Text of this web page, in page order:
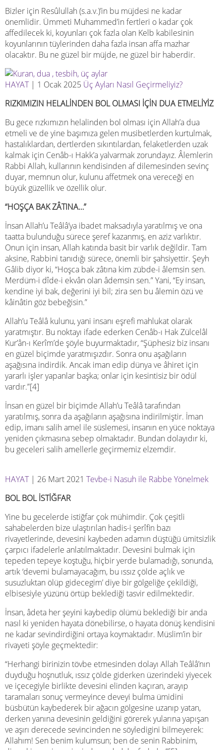
Bizler için Resûlullah (s.a.v.)’in bu müjdesi ne kadar
önemlidir. Ümmeti Muhammed’in fertleri o kadar çok
affedilecek ki, koyunları çok fazla olan Kelb kabilesinin
koyunlarının tüylerinden daha fazla insan affa mazhar
olacaktır. Bu ne güzel bir müjde, ne güzel bir haberdir.
HAYAT | 1 Ocak 2025 Üç Ayları Nasıl Geçirmeliyiz?
RIZKIMIZIN HELALİNDEN BOL OLMASI İÇİN DUA ETMELİYİZ
Bu gece rızkımızın helalinden bol olması için Allah’a dua
etmeli ve de yine başımıza gelen musibetlerden kurtulmak,
hastalıklardan, dertlerden sıkıntılardan, felaketlerden uzak
kalmak için Cenâb-ı Hakk’a yalvarmak zorundayız. Âlemlerin
Rabbi Allah, kullarının kendisinden af dilemesinden sevinç
duyar, memnun olur, kulunu affetmek ona vereceği en
büyük güzellik ve özellik olur.
“HOŞÇA BAK ZÂTINA…”
İnsan Allah’u Teâlâ’ya ibadet maksadıyla yaratılmış ve ona
taatta bulunduğu sürece şeref kazanmış, en aziz varlıktır.
Onun için insan, Allah katında basit bir varlık değildir. Tam
aksine, Rabbini tanıdığı sürece, önemli bir şahsiyettir. Şeyh
Gâlib diyor ki, “Hoşca bak zâtına kim zübde-i âlemsin sen.
Merdüm-i dîde-i ekvân olan âdemsin sen.” Yani, “Ey insan,
kendine iyi bak, değerini iyi bil; zira sen bu âlemin özü ve
kâinâtin göz bebeğisin.”
Allah’u Teâlâ kulunu, yani insanı eşrefi mahlukat olarak
yaratmıştır. Bu noktayı ifade ederken Cenâb-ı Hak Zülcelâl
Kur’ân-ı Kerîm’de şöyle buyurmaktadır, “Şüphesiz biz insanı
en güzel biçimde yaratmışızdır. Sonra onu aşağıların
aşağısına indirdik. Ancak iman edip dünya ve âhiret için
yararlı işler yapanlar başka; onlar için kesintisiz bir ödül
vardır.”[4]
İnsan en güzel bir biçimde Allah’u Teâlâ tarafından
yaratılmış, sonra da aşağıların aşağısına indirilmiştir. İman
edip, imanı salih amel ile süslemesi, insanın en yüce noktaya
yeniden çıkmasına sebep olmaktadır. Bundan dolayıdır ki,
bu geceleri salih amellerle geçirmemiz elzemdir.
HAYAT | 26 Mart 2021 Tevbe-i Nasuh ile Rabbe Yönelmek
BOL BOL İSTİĞFAR
Yine bu gecelerde istiğfar çok mühimdir. Çok çeşitli
sahabelerden bize ulaştırılan hadis-i şerîfin bazı
rivayetlerinde, devesini kaybeden adamın düştüğü ümitsizlik
çarpıcı ifadelerle anlatılmaktadır. Devesini bulmak için
tepeden tepeye koştuğu, hiçbir yerde bulamadığı, sonunda,
artık ‘devemi bulamayacağım, bu ıssız çölde açlık ve
susuzluktan ölüp gidecegim’ diye bir gölgeliğe çekildiği,
elbisesiyle yüzünü örtüp beklediği tasvir edilmektedir.
İnsan, âdeta her şeyini kaybedip ölümü beklediği bir anda
nasıl ki yeniden hayata dönebilirse, o hayata dönüş kendisini
ne kadar sevindirdiğini ortaya koymaktadır. Müslim’in bir
rivayeti şöyle geçmektedir:
“Herhangi birinizin tövbe etmesinden dolayı Allah Teâlâ’nın
duyduğu hoşnutluk, ıssız çölde giderken üzerindeki yiyecek
ve içecegiyle birlikte devesini elinden kaçıran, arayıp
taramaları sonuç vermeyince deveyi bulma ümidini
büsbütün kaybederek bir ağacın gölgesine uzanıp yatan,
derken yanına devesinin geldiğini görerek yularına yapışan
ve aşırı derecede sevincinden ne söyledigini bilmeyerek:
Allahım! Sen benim kulumsun; ben de senin Rabbinim,